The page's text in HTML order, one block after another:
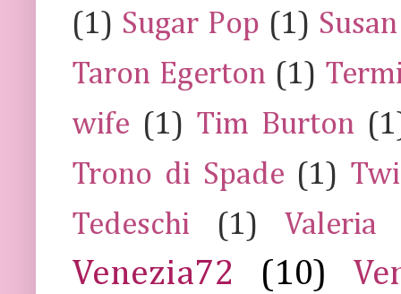
(1) Sugar Pop (1)
Taron Egerton (1)
wife (1) Tim Burton
Trono di Spade (1)
Tedeschi
(1) Valeria
Venezia72 (10)